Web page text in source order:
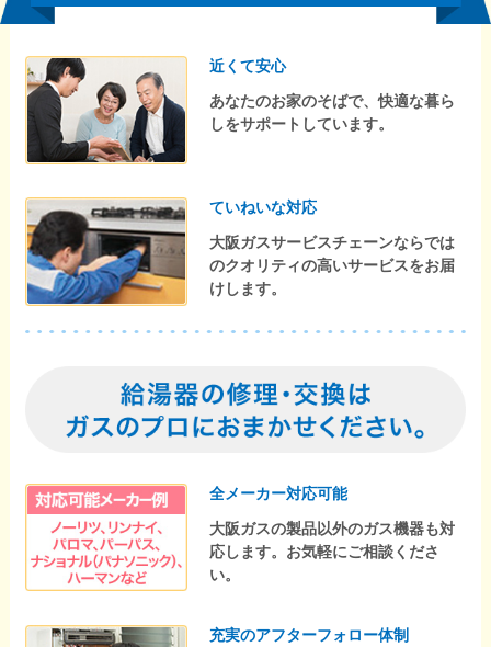
近くて安心
あなたのお家のそばで、快適な暮ら
しをサポートしています。
ていねいな対応
大阪ガスサービスチェーンならでは
のクオリティの高いサービスをお届
けします。
全メーカー対応可能
大阪ガスの製品以外のガス機器も対
応します。お気軽にご相談くださ
い。
充実のアフターフォロー体制